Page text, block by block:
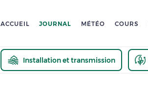
ACCUEIL JOURNAL MÉTÉO COURS
Installation et transmission